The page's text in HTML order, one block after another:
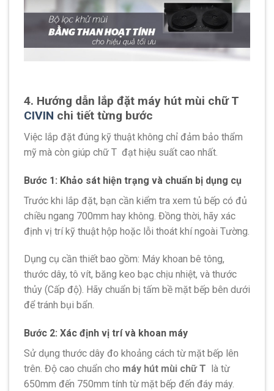
4. Hướng dẫn lắp đặt máy hút mùi chữ T
CIVIN chi tiết từng bước
Việc lắp đặt đúng kỹ thuật không chỉ đảm bảo thẩm
mỹ mà còn giúp chữ T đạt hiệu suất cao nhất.
Bước 1: Khảo sát hiện trạng và chuẩn bị dụng cụ
Trước khi lắp đặt, bạn cần kiểm tra xem tủ bếp có đủ
chiều ngang 700mm hay không. Đồng thời, hãy xác
định vị trí kỹ thuật hộp hoặc lỗi thoát khí ngoài Tường.
Dụng cụ cần thiết bao gồm: Máy khoan bê tông,
thước dây, tô vít, băng keo bạc chịu nhiệt, và thước
thủy (Cấp độ). Hãy chuẩn bị tấm bề ​​mặt bếp bên dưới
để tránh bụi bẩn.
Bước 2: Xác định vị trí và khoan máy
Sử dụng thước dây đo khoảng cách từ mặt bếp lên
trên. Độ cao chuẩn cho máy hút mùi chữ T là từ
650mm đến 750mm tính từ mặt bếp đến đáy máy.